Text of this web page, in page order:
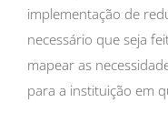
implementação de
necessário que seja
mapear as
para a instituição em